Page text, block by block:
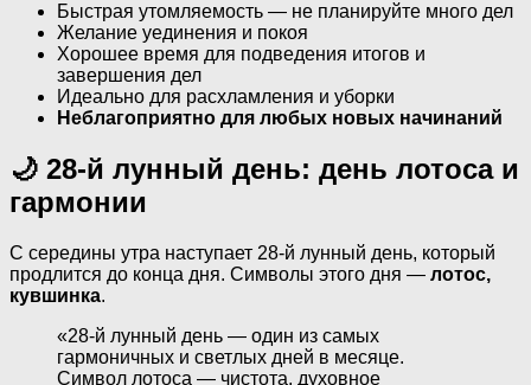
Быстрая утомляемость — не планируйте много дел
Желание уединения и покоя
Хорошее время для подведения итогов и
завершения дел
Идеально для расхламления и уборки
Неблагоприятно для любых новых начинаний
🌙 28-й лунный день: день лотоса и
гармонии
С середины утра наступает 28-й лунный день, который
продлится до конца дня. Символы этого дня — лотос,
кувшинка.
«28-й лунный день — один из самых
гармоничных и светлых дней в месяце.
Символ лотоса — чистота, духовное